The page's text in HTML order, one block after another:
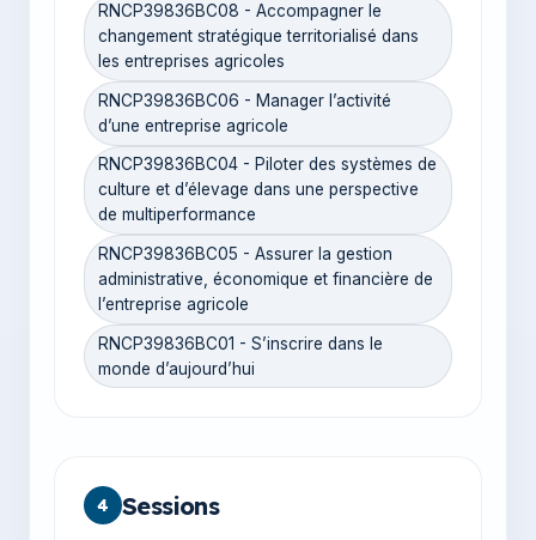
RNCP39836BC08 - Accompagner le
changement stratégique territorialisé dans
les entreprises agricoles
RNCP39836BC06 - Manager l’activité
d’une entreprise agricole
RNCP39836BC04 - Piloter des systèmes de
culture et d’élevage dans une perspective
de multiperformance
RNCP39836BC05 - Assurer la gestion
administrative, économique et financière de
l’entreprise agricole
RNCP39836BC01 - S’inscrire dans le
monde d’aujourd’hui
4 Sessions